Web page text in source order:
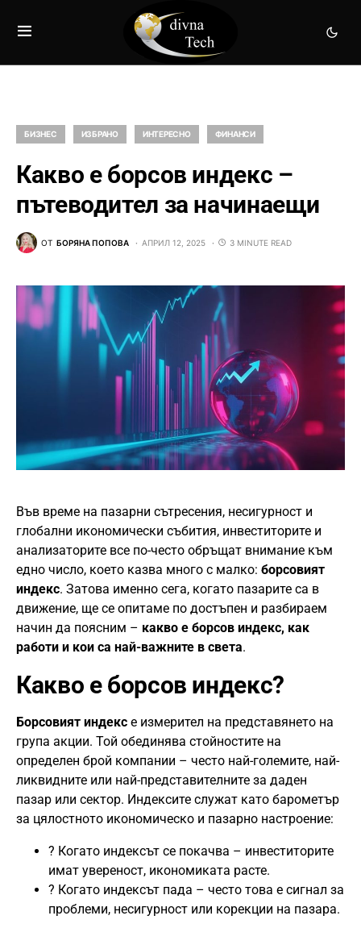
БИЗНЕС ИЗБРАНО ИНТЕРЕСНО ФИНАНСИ
Какво е борсов индекс –
пътеводител за начинаещи
ОТ БОРЯНА ПОПОВА АПРИЛ 12, 2025 3 MINUTE READ
Във време на пазарни сътресения, несигурност и
глобални икономически събития, инвеститорите и
анализаторите все по-често обръщат внимание към
едно число, което казва много с малко: борсовият
индекс. Затова именно сега, когато пазарите са в
движение, ще се опитаме по достъпен и разбираем
начин да поясним – какво е борсов индекс, как
работи и кои са най-важните в света.
Какво е борсов индекс?
Борсовият индекс е измерител на представянето на
група акции. Той обединява стойностите на
определен брой компании – често най-големите, най-
ликвидните или най-представителните за даден
пазар или сектор. Индексите служат като барометър
за цялостното икономическо и пазарно настроение:
? Когато индексът се покачва – инвеститорите
имат увереност, икономиката расте.
? Когато индексът пада – често това е сигнал за
проблеми, несигурност или корекции на пазара.